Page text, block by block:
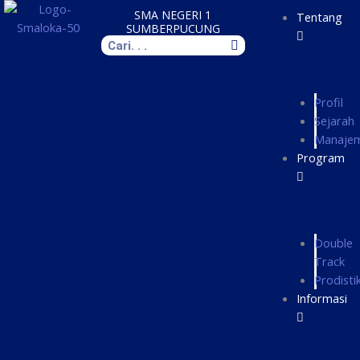
Skip
SMA NEGERI 1
SUMBERPUCUNG
Search
Tentang
Profil
Sejarah
Program
Double
Track
Informasi